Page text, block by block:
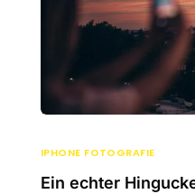
IPHONE FOTOGRAFIE
Ein echter